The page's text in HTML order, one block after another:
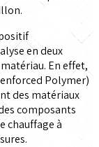
en deux
En effet,
Polymer)
des matériaux
composants
chauffage à